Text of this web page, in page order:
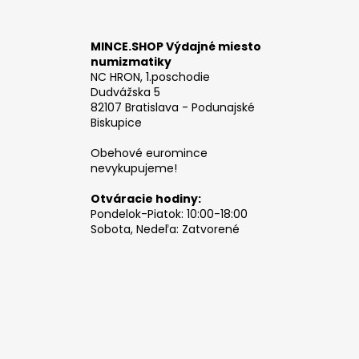
MINCE.SHOP Výdajné miesto
numizmatiky
NC HRON, 1.poschodie
Dudvážska 5
82107 Bratislava - Podunajské
Biskupice
Obehové euromince
nevykupujeme!
Otváracie hodiny:
Pondelok-Piatok: 10:00-18:00
Sobota, Nedeľa: Zatvorené